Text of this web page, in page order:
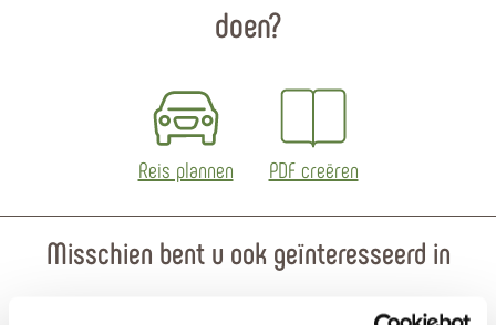
doen?
Reis plannen PDF creëren
Misschien bent u ook geïnteresseerd in